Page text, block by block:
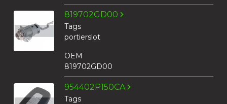
819702GD00
Tags
portierslot
OEM
819702GD00
954402P150CA
Tags